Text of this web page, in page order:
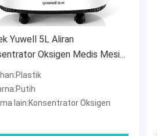
Yuwell 5L Aliran
Oksigen Medis Mesin
Oksigen 93%
lain:Konsentrator Oksigen